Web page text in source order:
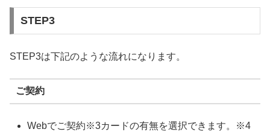
STEP3
STEP3は下記のような流れになります。
ご契約
Webでご契約※3カードの有無を選択できます。※4